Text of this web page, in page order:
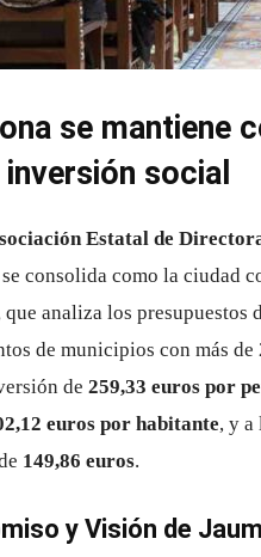
se mantiene
social
Estatal de
se consolida como la ciudad
analiza los presupuestos
de municipios con más
de 259,33 euros por
euros por habitante, y a
149,86 euros.
y Visión de